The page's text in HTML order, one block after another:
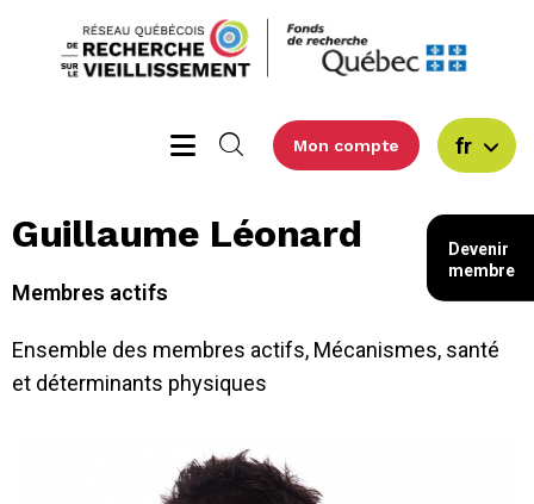
Mon compte fr
Guillaume Léonard
Membres actifs
Ensemble des membres actifs, Mécanismes, santé
et déterminants physiques
Devenir
membre